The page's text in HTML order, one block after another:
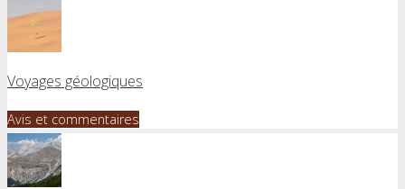
Voyages géologiques
Avis et commentaires